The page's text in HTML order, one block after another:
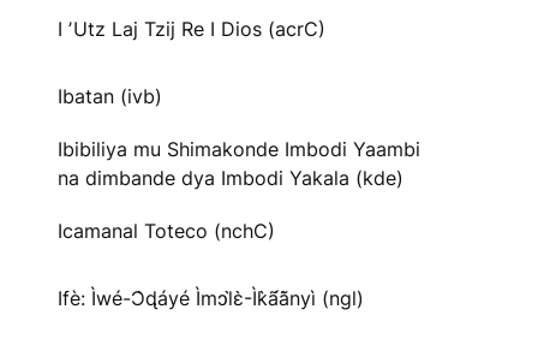
I ʼUtz Laj Tzij Re I Dios (acrC)
Ibatan (ivb)
Ibibiliya mu Shimakonde Imbodi Yaambi
na dimbande dya Imbodi Yakala (kde)
Icamanal Toteco (nchC)
Ifè: Ìwé-Ɔ̀ɖáyé Ìmↄl̀ɛ̀-Ìk̀ã́ã̀nyì (ngl)